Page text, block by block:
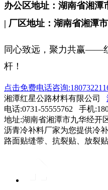
办公区地址：湖南省湘潭
| 厂区地址：湖南省湘潭
同心致远，聚力共赢——
杆！
点击免费电话咨询
湘潭红星公路材料有限公司
电话:0731-55555762 手机
地址:湖南省湘潭市九华经开
沥青冷补料厂家为您提供冷
路面贴缝带、抗裂贴、放裂